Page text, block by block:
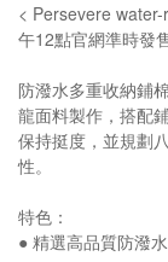
< Persevere
午12點官網準時發
防潑水多重收納鋪
龍面料製作，搭配
保持挺度，並規劃
性。
特色：
● 精選高品質防潑